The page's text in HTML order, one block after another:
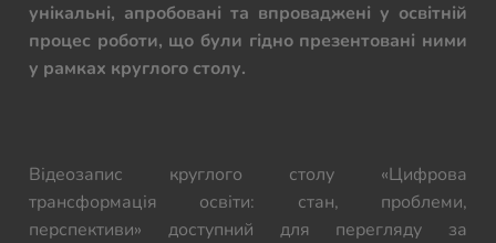
унікальні, апробовані та впроваджені у освітній
процес роботи, що були гідно презентовані ними
у рамках круглого столу.
Відеозапис круглого столу «Цифрова
трансформація освіти: стан, проблеми,
перспективи» доступний для перегляду за